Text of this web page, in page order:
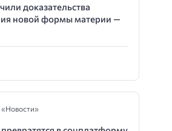
доказательства
новой формы материи —